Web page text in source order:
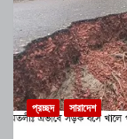
প্রচ্ছদ সারাদেশ